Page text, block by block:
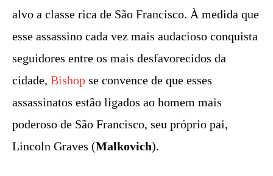
alvo a classe rica de São Francisco. À medida que
esse assassino cada vez mais audacioso conquista
seguidores entre os mais desfavorecidos da
cidade, Bishop se convence de que esses
assassinatos estão ligados ao homem mais
poderoso de São Francisco, seu próprio pai,
Lincoln Graves (Malkovich).